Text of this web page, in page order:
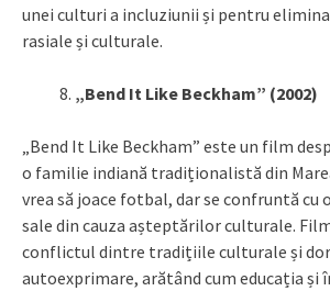
unei culturi a incluziunii și pentru
rasiale și culturale.
„Bend It Like Beckham” (2002)
„Bend It Like Beckham” este un film
o familie indiană tradiționalistă din
vrea să joace fotbal, dar se confruntă
sale din cauza așteptărilor culturale.
conflictul dintre tradițiile culturale și
autoexprimare, arătând cum educația și